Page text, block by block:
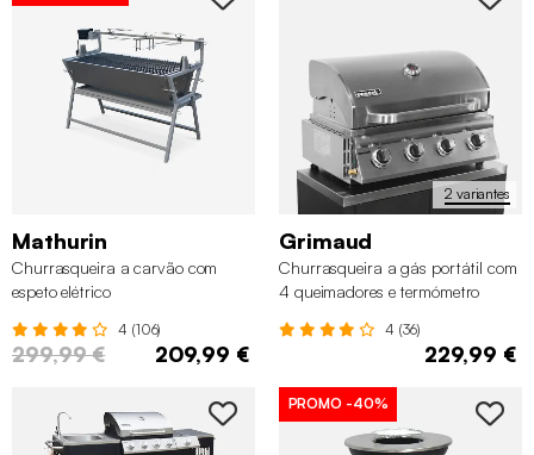
Mathurin
Churrasqueira a carvão com
espeto elétrico
4 (106)
299,99 € 209,99 €
2 variantes
Grimaud
Churrasqueira a gás portátil com
4 queimadores e termómetro
4 (36)
229,99 €
PROMO -40%